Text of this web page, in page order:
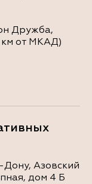
Дружба,
км от МКАД)
Дону, Азовский
дом 4 Б